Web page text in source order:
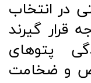
در انتخاب
قرار گیرند
پتوهای
و ضخامت